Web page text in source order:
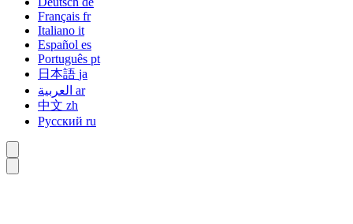
Français fr
Italiano it
Español es
Português pt
日本語 ja
ar
中文 zh
Русский ru